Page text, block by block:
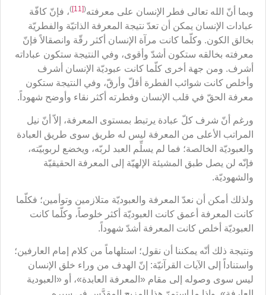
وبما أنّ الله تعالى فطر الإنسان على معرفته(
[11]
)، فإنّ كافّة
عبادات الإنسان يمكن أن تعدّ نتيجة المعرفة الذاتيّة والفطريّة
بخالق الكون. وكلّما كانت مرآة الإنسان أكثر رقّة وانصقالاً فإنّ
معرفته بخالقه ستكون أشدّ وأقوى، وفي النتيجة ستكون عباداته
أشرف. ومن جهة أخرى كلّما كانت عبوديّة الإنسان أشرف
وأخلص كانت شوائب الفطرة أقلّ وأرقّ، وفي النتيجة ستكون
معرفة الحقّ في قلب الإنسان وفطرته أكثر نقاء وأوضح شهوداً.
ورغم أنّ شرف كلّ عبادة يرتبط بمستوى المعرفة، إلاّ أنّ نيل
المراتب الأعلى من المعرفة ليس له طريق سوى طريق العبادة
والعبوديّة الخالصة؛ فما لم يسلِّم العبد لربّه، ويخضع لربوبيّته،
فإنّه لن يصل طبق المشيئة الإلهيّة إلى المعرفة الحقيقيّة
والشهوديّة.
ولذلك أمكن أن نعدّ المعرفة والعبوديّة متلازمين وتوأمين؛ فكلّما
كانت المعرفة أعمق كانت العبوديّة أكثر خلوصاً، وكلّما كانت
العبوديّة أخلص كانت المعرفة أشدّ شهوداً.
ونتيجة ذلك أنّه يمكننا أن نقول؛ استلهاماً من كلام إمام العارفين؛
واستناداً إلى الآيات القرآنيّة: إنّ الهدف من وراء خلق الإنسان
ليس سوى وصوله إلى مقام «المعرفة العابدة»، أو «العبودية